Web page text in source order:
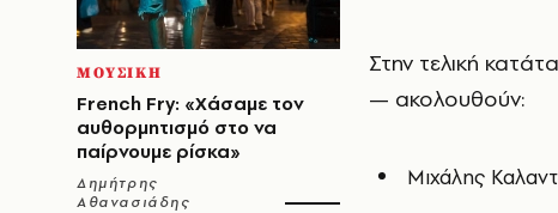
ΜΟΥΣΙΚΗ
French Fry: «Χάσαμε τον
αυθορμητισμό στο να
παίρνουμε ρίσκα»
Δημήτρης
Αθανασιάδης
Στην τελική
— ακολουθούν:
Μιχάλης